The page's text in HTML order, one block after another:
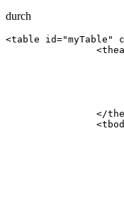
durch
<table id="myTable"